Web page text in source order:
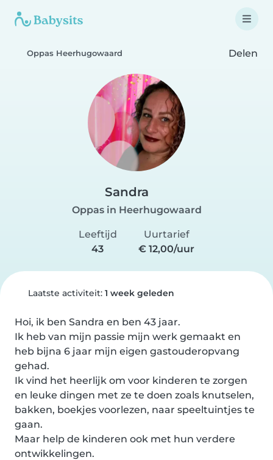
Oppas Heerhugowaard Delen
Sandra
Oppas in Heerhugowaard
Leeftijd
43
Uurtarief
€ 12,00/uur
Laatste activiteit: 1 week geleden
Hoi, ik ben Sandra en ben 43 jaar.
Ik heb van mijn passie mijn werk gemaakt en
heb bijna 6 jaar mijn eigen gastouderopvang
gehad.
Ik vind het heerlijk om voor kinderen te zorgen
en leuke dingen met ze te doen zoals knutselen,
bakken, boekjes voorlezen, naar speeltuintjes te
gaan.
Maar help de kinderen ook met hun verdere
ontwikkelingen.